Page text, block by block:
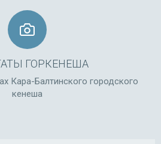
ГОРКЕНЕША
Кара-Балтинского городского
кенеша